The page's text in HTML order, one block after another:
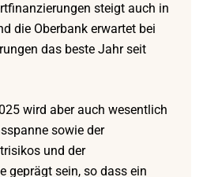
steigt auch in
die Oberbank erwartet bei
das beste Jahr seit
wird aber auch wesentlich
sowie der
und der
geprägt sein, so dass ein